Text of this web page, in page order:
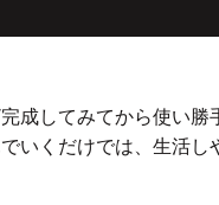
成してみてから使い
くだけでは、生活し